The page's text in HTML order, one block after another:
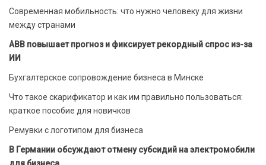
Современная мобильность: что нужно человеку для жизни
между странами
ABB повышает прогноз и фиксирует рекордный спрос из-за
ИИ
Бухгалтерское сопровождение бизнеса в Минске
Что такое скарификатор и как им правильно пользоваться:
краткое пособие для новичков
Ремувки с логотипом для бизнеса
В Германии обсуждают отмену субсидий на электромобили